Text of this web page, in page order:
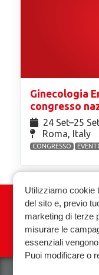
Ginecologia
congresso
24 Set⁠–25
Roma, Italy
CONGRESSO
Privacy
Utilizziamo cookie
del sito e, previo
marketing di terze
misurare le
essenziali
Puoi modificare o